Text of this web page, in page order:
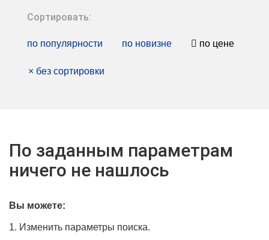
Сортировать:
по популярности по новизне по цене
× без сортировки
По заданным параметрам
ничего не нашлось
Вы можете:
1. Изменить параметры поиска.